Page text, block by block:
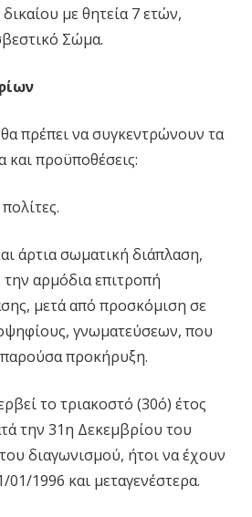
με θητεία 7 ετών,
Σώμα.
πρέπει να συγκεντρώνουν τα
προϋποθέσεις:
άρτια σωματική διάπλαση,
αρμόδια επιτροπή
μετά από προσκόμιση σε
γνωματεύσεων, που
προκήρυξη.
το τριακοστό (30ό) έτος
την 31η Δεκεμβρίου του
διαγωνισμού, ήτοι να έχουν
01/1996 και μεταγενέστερα.